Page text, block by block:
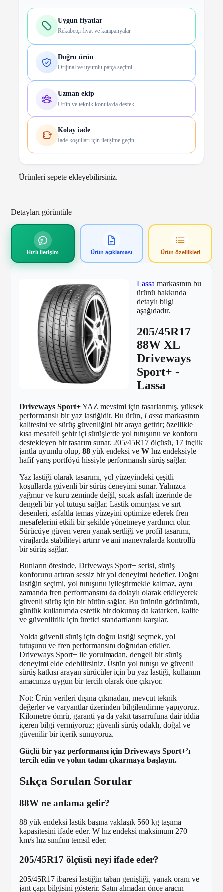
Uygun fiyatlar
Rekabetçi fiyat ve kampanyalar
Doğru ürün
Orijinal ve uyumlu parça seçimi
Uzman ekip
Ürün ve teknik konularda destek
Kolay iade
İade koşulları için iletişime geçin
Ürünleri sepete ekleyebilirsiniz.
Detayları görüntüle
Hızlı iletişim Ürün açıklaması Ürün özellikleri
Lassa markasının bu
ürünü hakkında
detaylı bilgi
aşağıdadır.
205/45R17
88W XL
Driveways
Sport+ -
Lassa
Driveways Sport+YAZ mevsimi için tasarlanmış, yüksek
performanslı bir yaz lastiğidir. Bu ürün, Lassa markasının
kalitesini ve sürüş güvenliğini bir araya getirir; özellikle
kısa mesafeli şehir içi sürüşlerde yol tutuşunu ve konforu
destekleyen bir tasarım sunar. 205/45R17 ölçüsü, 17 inçlik
jantla uyumlu olup, 88 yük endeksi ve W hız endeksiyle
hafif yarış portföyü hissiyle performanslı sürüş sağlar.
Yaz lastiği olarak tasarımı, yol yüzeyindeki çeşitli
koşullarda güvenli bir sürüş deneyimi sunar. Yalnızca
yağmur ve kuru zeminde değil, sıcak asfalt üzerinde de
dengeli bir yol tutuşu sağlar. Lastik omurgası ve sırt
desenleri, asfaltla temas yüzeyini optimize ederek fren
mesafelerini etkili bir şekilde yönetmeye yardımcı olur.
Sürücüye güven veren yanak sertliği ve profil tasarımı,
virajlarda stabiliteyi artırır ve ani manevralarda kontrollü
bir sürüş sağlar.
Bunların ötesinde, Driveways Sport+ serisi, sürüş
konforunu artıran sessiz bir yol deneyimi hedefler. Doğru
lastiğin seçimi, yol tutuşunu iyileştirmekle kalmaz, aynı
zamanda fren performansını da dolaylı olarak etkileyerek
güvenli sürüş için bir bütün sağlar. Bu ürünün görünümü,
günlük kullanımda estetik bir dokunuş da katarken, kalite
ve güvenilirlik için üretici standartlarını karşılar.
Yolda güvenli sürüş için doğru lastiği seçmek, yol
tutuşunu ve fren performansını doğrudan etkiler.
Driveways Sport+ ile yorulmadan, dengeli bir sürüş
deneyimi elde edebilirsiniz. Üstün yol tutuşu ve güvenli
sürüş katkısı arayan sürücüler için bu yaz lastiği, kullanım
amacınıza uygun bir tercih olarak öne çıkıyor.
Not: Ürün verileri dışına çıkmadan, mevcut teknik
değerler ve varyantlar üzerinden bilgilendirme yapıyoruz.
Kilometre ömrü, garanti ya da yakıt tasarrufuna dair iddia
içeren bilgi vermiyoruz; güvenli sürüş odaklı, doğal ve
güvenilir bir içerik sunuyoruz.
Güçlü bir yaz performansı için Driveways Sport+’ı
tercih edin ve yolun tadını çıkarmaya başlayın.
Sıkça Sorulan Sorular
88W ne anlama gelir?
88 yük endeksi lastik başına yaklaşık 560 kg taşıma
kapasitesini ifade eder. W hız endeksi maksimum 270
km/s hız sınıfını temsil eder.
205/45R17 ölçüsü neyi ifade eder?
205/45R17 ibaresi lastiğin taban genişliği, yanak oranı ve
jant çapı bilgisini gösterir. Satın almadan önce aracın